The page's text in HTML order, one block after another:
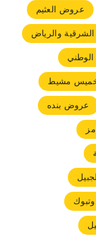
عروض العثيم
والرياض
مشيط
عروض بنده